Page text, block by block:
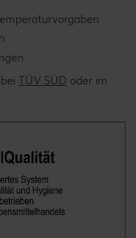
TÜV SÜD oder im